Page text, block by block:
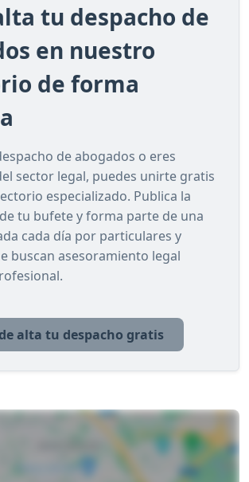
tu despacho de
en nuestro
de forma
de abogados o eres
sector legal, puedes unirte gratis
especializado. Publica la
tu bufete y forma parte de una
cada día por particulares y
buscan asesoramiento legal
alta tu despacho gratis